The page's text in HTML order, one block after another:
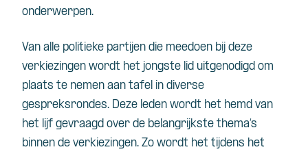
onderwerpen.
Van alle politieke partijen die meedoen bij deze
verkiezingen wordt het jongste lid uitgenodigd om
plaats te nemen aan tafel in diverse
gespreksrondes. Deze leden wordt het hemd van
het lijf gevraagd over de belangrijkste thema’s
binnen de verkiezingen. Zo wordt het tijdens het